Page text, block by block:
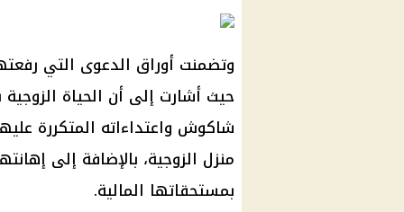
وتضمنت أوراق الدعوى التي
حيث أشارت إلى أن الحياة
شاكوش واعتداءاته المتكررة
منزل الزوجية، بالإضافة إلى
بمستحقاتها المالية.